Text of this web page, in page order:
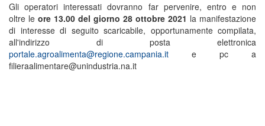
Gli operatori interessati dovranno far pervenire, entro e non
oltre le ore 13.00 del giorno 28 ottobre 2021 la manifestazione
di interesse di seguito scaricabile, opportunamente compilata,
all'indirizzo di posta elettronica
portale.agroalimenta@regione.campania.it e pc a
filieraalimentare@unindustria.na.it